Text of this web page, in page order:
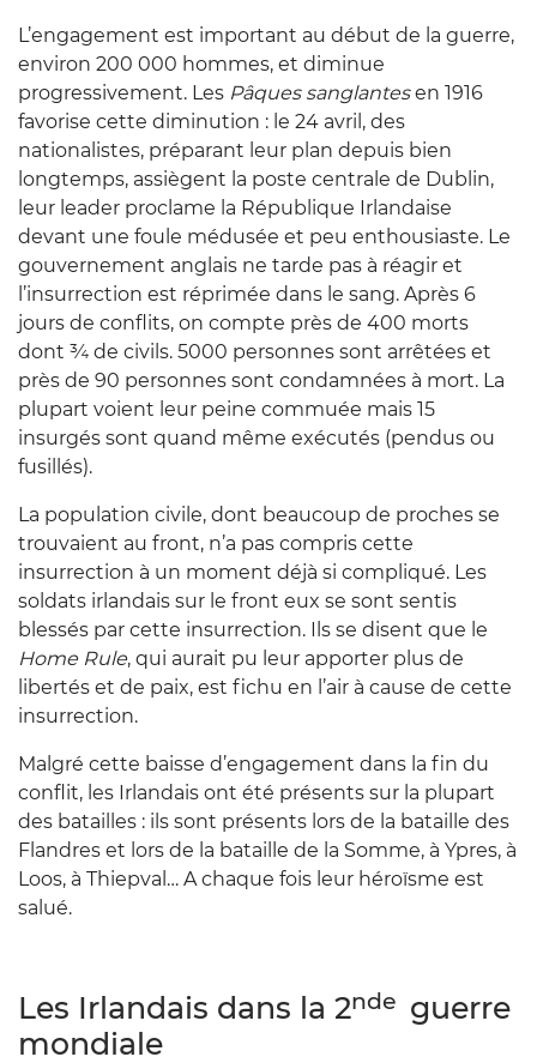
L’engagement est important au début de la guerre,
environ 200 000 hommes, et diminue
progressivement. Les Pâques sanglantesen 1916
favorise cette diminution : le 24 avril, des
nationalistes, préparant leur plan depuis bien
longtemps, assiègent la poste centrale de Dublin,
leur leader proclame la République Irlandaise
devant une foule médusée et peu enthousiaste. Le
gouvernement anglais ne tarde pas à réagir et
l’insurrection est réprimée dans le sang. Après 6
jours de conflits, on compte près de 400 morts
dont ¾ de civils. 5000 personnes sont arrêtées et
près de 90 personnes sont condamnées à mort. La
plupart voient leur peine commuée mais 15
insurgés sont quand même exécutés (pendus ou
fusillés).
La population civile, dont beaucoup de proches se
trouvaient au front, n’a pas compris cette
insurrection à un moment déjà si compliqué. Les
soldats irlandais sur le front eux se sont sentis
blessés par cette insurrection. Ils se disent que le
Home Rule, qui aurait pu leur apporter plus de
libertés et de paix, est fichu en l’air à cause de cette
insurrection.
Malgré cette baisse d’engagement dans la fin du
conflit, les Irlandais ont été présents sur la plupart
des batailles : ils sont présents lors de la bataille des
Flandres et lors de la bataille de la Somme, à Ypres, à
Loos, à Thiepval… A chaque fois leur héroïsme est
salué.
Les Irlandais dans la 2nde guerre
mondiale